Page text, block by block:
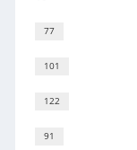
77
101
122
91